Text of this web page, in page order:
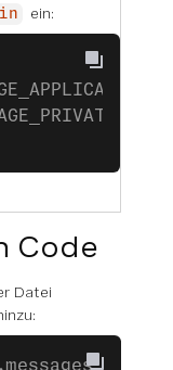
ein:
Code
Datei